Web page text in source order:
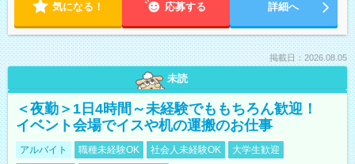
気になる！ 応募する 詳細へ
掲載日：2026.08.05
未読
＜夜勤＞1日4時間～未経験でももちろん歓迎！
イベント会場でイスや机の運搬のお仕事
アルバイト 職種未経験OK 社会人未経験OK
大学生歓迎